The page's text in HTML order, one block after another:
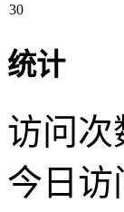
30
统计
访问次
今日访